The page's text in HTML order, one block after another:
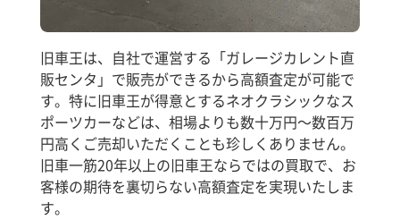
旧車王は、自社で運営する「ガレージカレント直
販センタ」で販売ができるから高額査定が可能で
す。特に旧車王が得意とするネオクラシックなス
ポーツカーなどは、相場よりも数十万円～数百万
円高くご売却いただくことも珍しくありません。
旧車一筋20年以上の旧車王ならではの買取で、お
客様の期待を裏切らない高額査定を実現いたしま
す。